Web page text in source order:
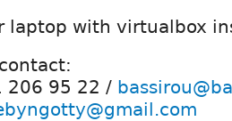
laptop with virtualbox
206 95 22 /